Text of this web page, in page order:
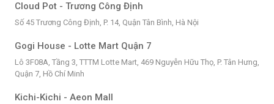
Cloud Pot - Trương Công Định
Số 45 Trương Công Định, P. 14, Quận Tân Bình, Hà Nội
Gogi House - Lotte Mart Quận 7
Lô 3F08A, Tầng 3, TTTM Lotte Mart, 469 Nguyễn Hữu Thọ, P. Tân Hưng,
Quận 7, Hồ Chí Minh
Kichi-Kichi - Aeon Mall